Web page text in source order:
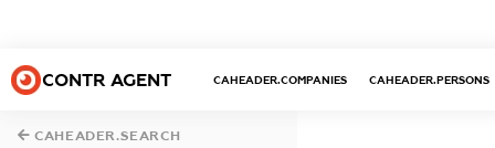
CONTR AGENT CAHEADER.COMPANIES CAHEADER.PERSONS
CAHEADER.SEARCH